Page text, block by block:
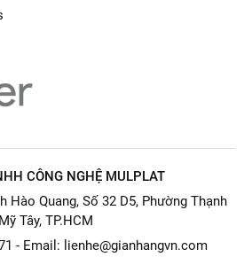
CÔNG NGHỆ MULPLAT
Hào Quang, Số 32 D5, Phường Thạnh
Mỹ Tây, TP.HCM
- Email: lienhe@gianhangvn.com